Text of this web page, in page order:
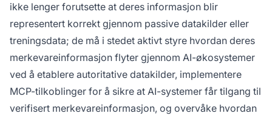
ikke lenger forutsette at deres informasjon blir
representert korrekt gjennom passive datakilder eller
treningsdata; de må i stedet aktivt styre hvordan deres
merkevareinformasjon flyter gjennom AI-økosystemer
ved å etablere autoritative datakilder, implementere
MCP-tilkoblinger for å sikre at AI-systemer får tilgang til
verifisert merkevareinformasjon, og overvåke hvordan